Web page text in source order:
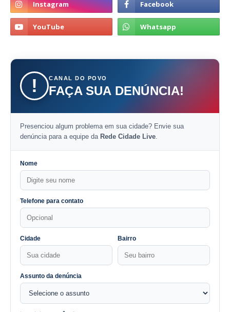
! CANAL DO POVO
FAÇA SUA DENÚNCIA!
Presenciou algum problema em sua cidade? Envie sua
denúncia para a equipe da Rede Cidade Live
Nome
Telefone para contato
Cidade Bairro
Assunto da denúncia